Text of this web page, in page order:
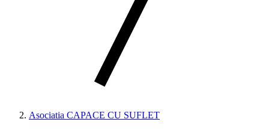
Asociatia CAPACE CU SUFLET